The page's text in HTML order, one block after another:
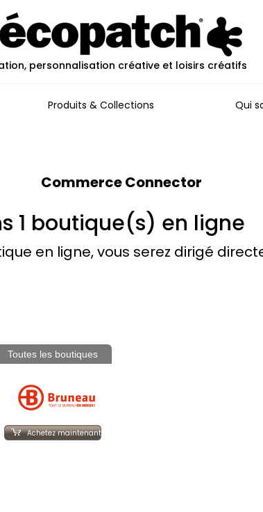
personnalisation créative et loisirs créatifs
Produits & Collections Qui
Commerce Connector
1 boutique(s) en ligne
en ligne, vous serez dirigé
Toutes les boutiques
Achetez maintenant